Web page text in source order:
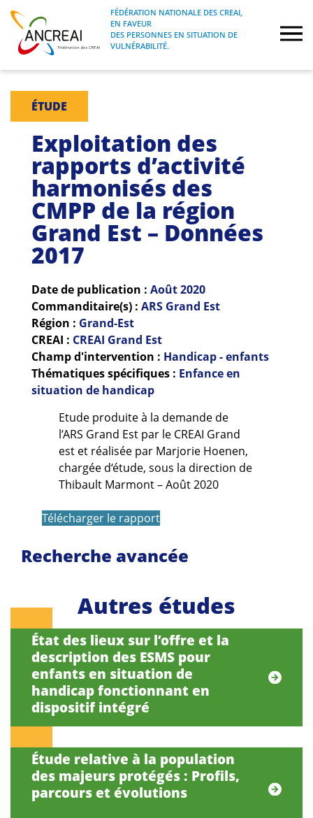
Skip
content
ANCREAI
FÉDÉRATION NATIONALE DES CREAI, EN
FAVEUR DES PERSONNES EN SITUATION
FÉDÉRATION NATIONALE DES CREAI,
EN FAVEUR
DES PERSONNES EN SITUATION DE
VULNÉRABILITÉ.
À propos
Journées nationales
Formations
Projets Fédéraux
Espace emploi
Guides et outils
Actualités
ARSENE
ÉTUDE
Exploitation des
rapports d’activité
harmonisés des
CMPP de la région
Grand Est – Données
2017
Date de publication : Août 2020
Commanditaire(s) : ARS Grand Est
Région : Grand-Est
CREAI : CREAI Grand Est
Champ d'intervention : Handicap - enfants
Thématiques spécifiques : Enfance en
situation de handicap
Etude produite à la demande de
l’ARS Grand Est par le CREAI Grand
est et réalisée par Marjorie Hoenen,
chargée d‘étude, sous la direction de
Thibault Marmont – Août 2020
Télécharger le rapport
Recherche avancée
Autres études
État des lieux sur l’offre et la
description des ESMS pour
enfants en situation de
handicap fonctionnant en
dispositif intégré
Étude relative à la population
des majeurs protégés : Profils,
parcours et évolutions